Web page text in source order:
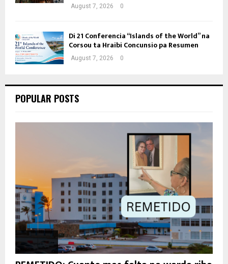
August 7, 2026 0
Di 21 Conferencia “Islands of the World” na
Corsou ta Hraibi Concunsio pa Resumen
August 7, 2026 0
POPULAR POSTS